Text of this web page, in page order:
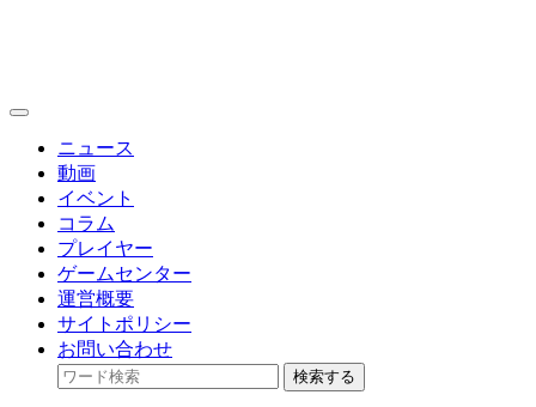
toggle
ニュース
動画
イベント
コラム
プレイヤー
ゲームセンター
運営概要
サイトポリシー
お問い合わせ
検索する